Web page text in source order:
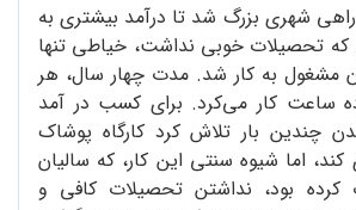
راهی شهری بزرگ شد تا درآمد بیشتری به
که تحصیلات خوبی نداشت، خیاطی تنها
مشغول به کار شد. مدت چهار سال، هر
ساعت کار می‌کرد. برای کسب در آمد
چندین بار تلاش کرد کارگاه پوشاک
کند، اما شیوه سنتی این کار، که سالیان
بود، نداشتن تحصیلات کافی و